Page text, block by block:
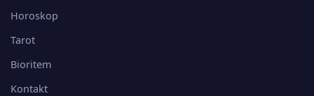
Horoskop
Tarot
Bioritem
Kontakt